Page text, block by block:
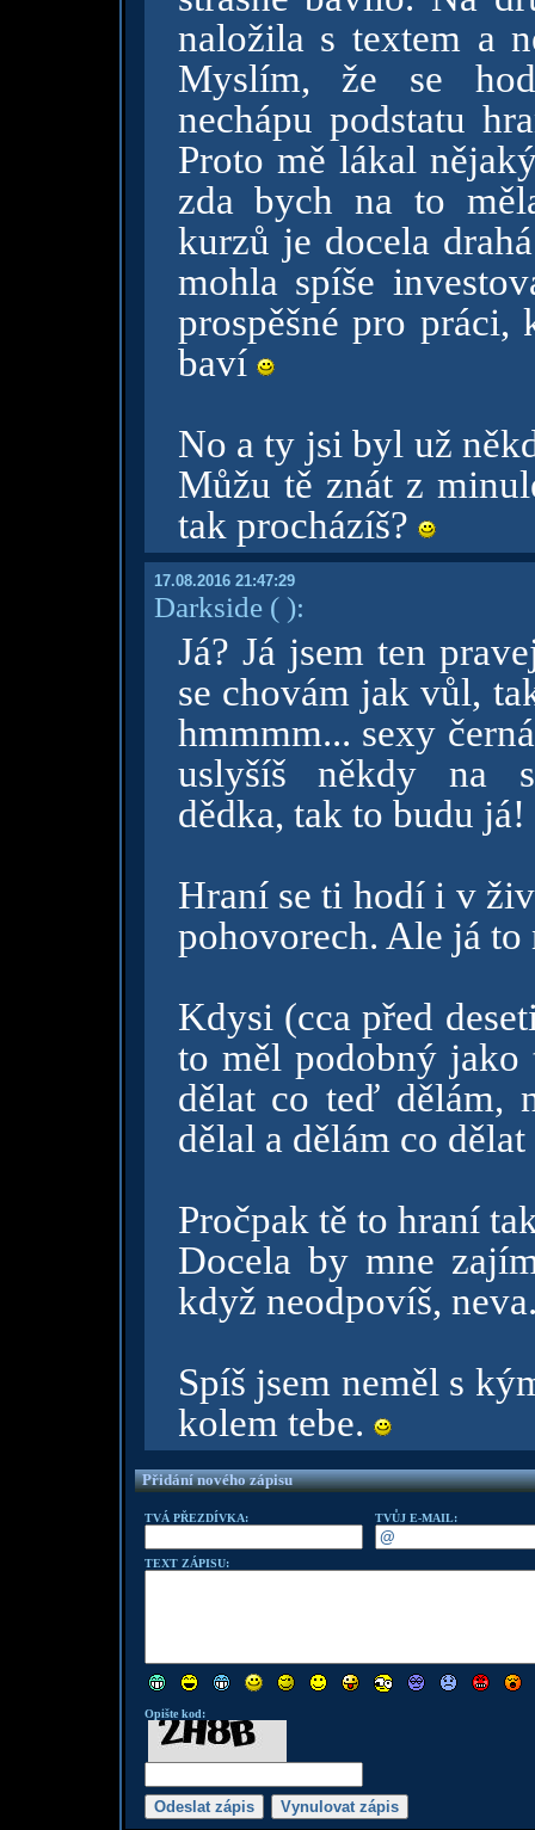
naložila s textem a
Myslím, že se
nechápu podstatu
Proto mě lákal
zda bych na to
kurzů je docela
mohla spíše
prospěšné pro práci,
baví
No a ty jsi byl už
Můžu tě znát z
tak procházíš?
17.08.2016 21:47:29
Darkside( ):
Já? Já jsem ten
se chovám jak vůl,
hmmmm... sexy
uslyšíš někdy na
dědka, tak to budu já!
Hraní se ti hodí i v
pohovorech. Ale já to
Kdysi (cca před
to měl podobný
dělat co teď dělám,
dělal a dělám co
Pročpak tě to hraní
Docela by mne
když neodpovíš,
Spíš jsem neměl s
kolem tebe.
Přidání nového zápisu
TVÁ PŘEZDÍVKA: TVŮJ E-MAIL:
TEXT ZÁPISU:
Opište kod: